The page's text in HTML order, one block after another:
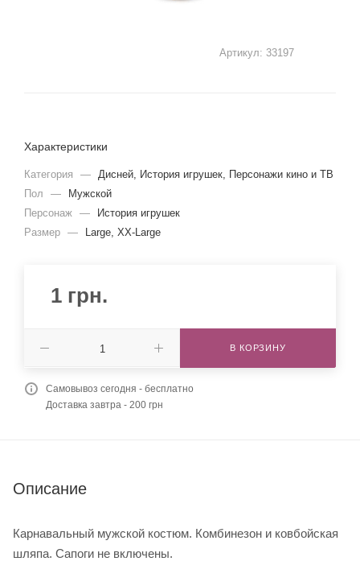
Артикул: 33197
Характеристики
Категория — Дисней, История игрушек, Персонажи кино и ТВ
Пол
—
Мужской
Персонаж —
История игрушек
Размер — Large, XX-Large
1 грн.
В КОРЗИНУ
Самовывоз сегодня - бесплатно
Доставка завтра - 200 грн
Описание
Карнавальный мужской костюм. Комбинезон и ковбойская
шляпа. Сапоги не включены.